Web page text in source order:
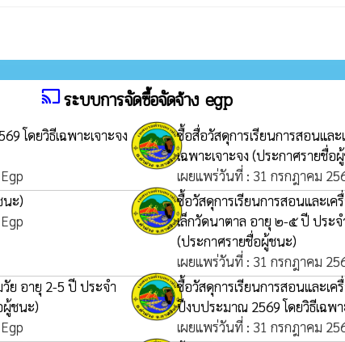
castระบบการจัดซื้อจัดจ้าง egp
โดยวิธีเฉพาะเจาะจง
ซื้อสื่อวัสดุการเรียนการสอนแล
เฉพาะเจาะจง (ประกาศรายชื่อ
เผยแพร่วันที่ : 31 กรกฎาคม
นะ)
ซื้อวัสดุการเรียนการสอนและเ
เล็กวัดนาตาล อายุ ๒-๕ ปี ประ
(ประกาศรายชื่อผู้ชนะ)
เผยแพร่วันที่ : 31 กรกฎาคม
ย อายุ 2-5 ปี ประจำ
ผู้ชนะ)
ซื้อวัสดุการเรียนการสอนและเ
ปีงบประมาณ 2569 โดยวิธีเฉพา
เผยแพร่วันที่ : 31 กรกฎาคม